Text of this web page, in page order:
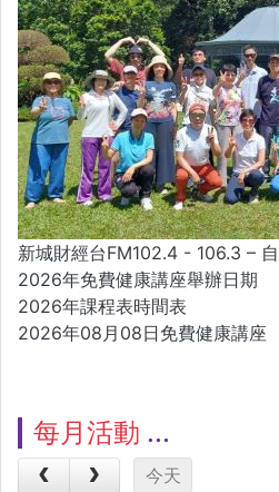
新城財經台FM102.4 - 106.3 –
2026年免費健康講座舉辦日期
2026年課程表時間表
2026年08月08日免費健康講座
每月活動
今天